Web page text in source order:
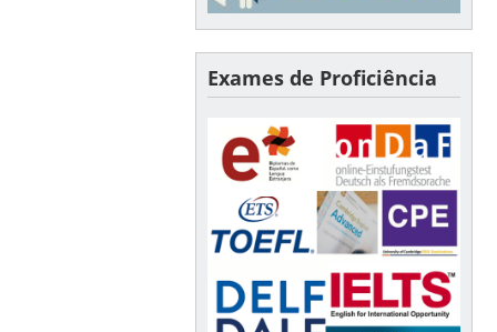
Exames de Proficiência